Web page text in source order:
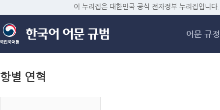
메
이 누리집은 대한민국 공식 전자정부 누리집입니다.
어문 규정
항별 연혁